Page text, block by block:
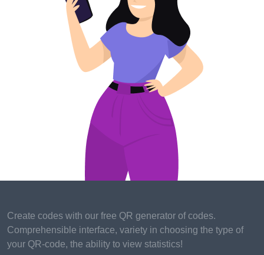
รหัส QR บนป้ายถนนและป้ายบอกทางมีข้อดี
มากมาย:
เข้าถึงข้อมูลที่
ป้ายบอกทาง
มีพื้นที่จำกัด ดังนั้น
คุณจึงใส่ข้อมูลลง
ไปไม่ได้มากนัก ไม่
ประโยชน์แค่ไหน
แต่คุณ
QR ขนาดกะทัดรัด
บนป้ายและเข้ารหัส
เนื้อหาอื่นๆ ในนั้น
Create codes with our free QR generator of codes.
Comprehensible interface, variety in choosing the type of
your QR-code, the ability to view statistics!